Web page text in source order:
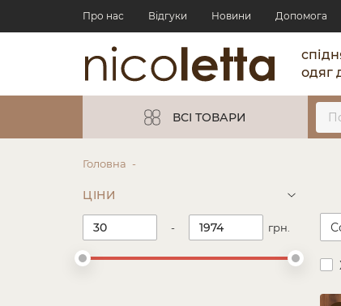
Про нас Відгуки Новини Допомога
одяг
ВСІ ТОВАРИ
Головна
ЦІНИ
- грн.